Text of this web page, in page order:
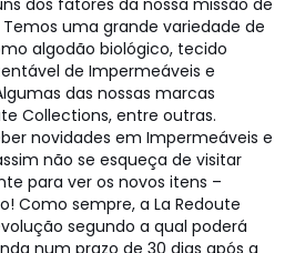
dos fatores da nossa missão de
uma grande variedade de
algodão biológico, tecido
de Impermeáveis e
das nossas marcas
Collections, entre outras.
novidades em Impermeáveis e
não se esqueça de visitar
para ver os novos itens –
Como sempre, a La Redoute
segundo a qual poderá
num prazo de 30 dias após a